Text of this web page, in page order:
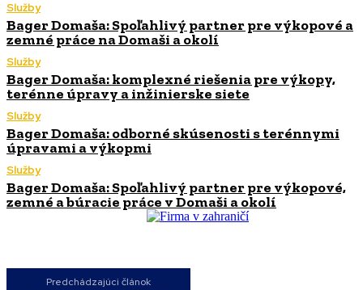
Služby
Bager Domaša: Spoľahlivý partner pre výkopové a
zemné práce na Domaši a okolí
Služby
Bager Domaša: komplexné riešenia pre výkopy,
terénne úpravy a inžinierske siete
Služby
Bager Domaša: odborné skúsenosti s terénnymi
úpravami a výkopmi
Služby
Bager Domaša: Spoľahlivý partner pre výkopové,
zemné a búracie práce v Domaši a okolí
Predchádzajúci článok